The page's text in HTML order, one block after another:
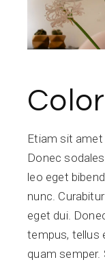
Etiam sit
Donec
leo eget
nunc.
eget dui.
tempus, tellus
quam semper.